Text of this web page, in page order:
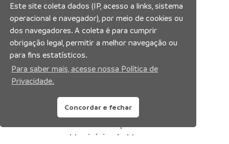
Prefeitura Municipal de Manaus
Município de Manaus
Este site coleta dados (IP, acesso a links, sistema
operacional e navegador), por meio de cookies ou
dos navegadores. A coleta é para cumprir
obrigação legal, permitir a melhor navegação ou
para fins estatísticos.
Para saber mais, acesse nossa Política de
Privacidade.
Concordar e fechar